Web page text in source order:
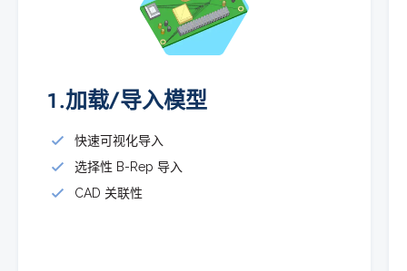
1.加载/导入模型
快速可视化导入
选择性 B-Rep 导入
CAD 关联性